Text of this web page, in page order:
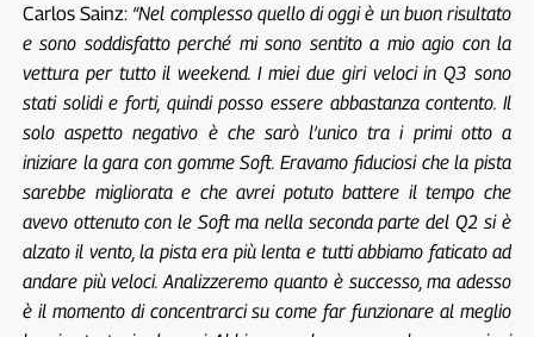
Carlos Sainz: “Nel complesso quello di oggi è un buon risultato
e sono soddisfatto perché mi sono sentito a mio agio con la
vettura per tutto il weekend. I miei due giri veloci in Q3 sono
stati solidi e forti, quindi posso essere abbastanza contento. Il
solo aspetto negativo è che sarò l’unico tra i primi otto a
iniziare la gara con gomme Soft. Eravamo fiduciosi che la pista
sarebbe migliorata e che avrei potuto battere il tempo che
avevo ottenuto con le Soft ma nella seconda parte del Q2 si è
alzato il vento, la pista era più lenta e tutti abbiamo faticato ad
andare più veloci. Analizzeremo quanto è successo, ma adesso
è il momento di concentrarci su come far funzionare al meglio